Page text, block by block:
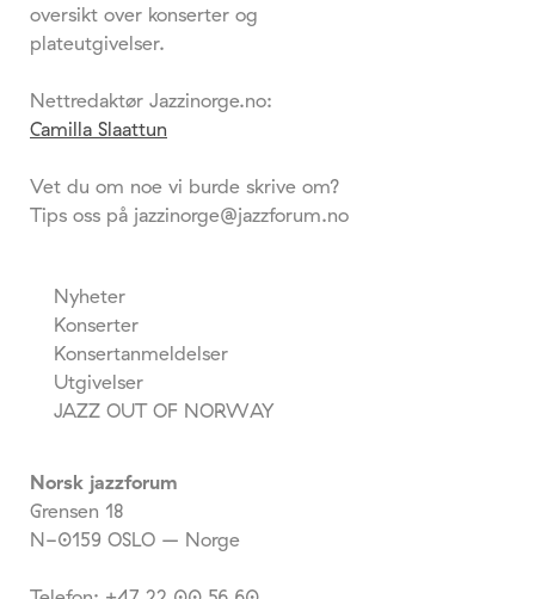
oversikt over konserter og
plateutgivelser.
Nettredaktør Jazzinorge.no:
Camilla Slaattun
Vet du om noe vi burde skrive om?
Tips oss på jazzinorge@jazzforum.no
Nyheter
Konserter
Konsertanmeldelser
Utgivelser
JAZZ OUT OF NORWAY
Norsk jazzforum
Grensen 18
N-0159 OSLO – Norge